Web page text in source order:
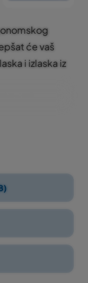
će vaš
i izlaska iz
43 mm.
montažu.
gazišta